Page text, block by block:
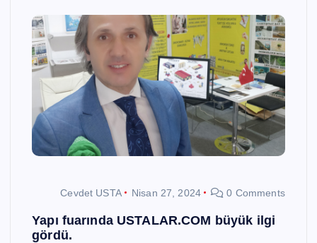
Cevdet USTA Nisan 27, 2024 0 Comments
Yapı fuarında USTALAR.COM büyük ilgi
gördü.